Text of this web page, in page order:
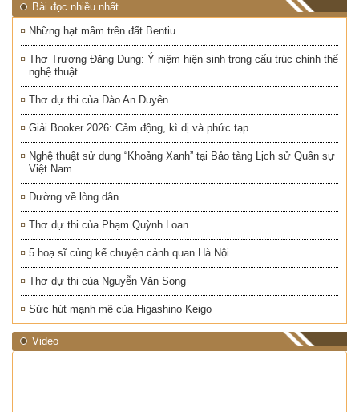
Bài đọc nhiều nhất
Những hạt mầm trên đất Bentiu
Thơ Trương Đăng Dung: Ý niệm hiện sinh trong cấu trúc chỉnh thể
nghệ thuật
Thơ dự thi của Đào An Duyên
Giải Booker 2026: Cảm động, kì dị và phức tạp
Nghệ thuật sử dụng “Khoảng Xanh” tại Bảo tàng Lịch sử Quân sự
Việt Nam
Đường về lòng dân
Thơ dự thi của Phạm Quỳnh Loan
5 hoạ sĩ cùng kể chuyện cảnh quan Hà Nội
Thơ dự thi của Nguyễn Văn Song
Sức hút mạnh mẽ của Higashino Keigo
Video